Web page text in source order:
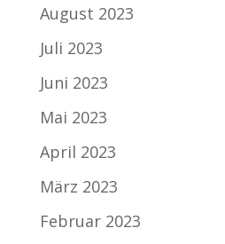
August 2023
Juli 2023
Juni 2023
Mai 2023
April 2023
März 2023
Februar 2023